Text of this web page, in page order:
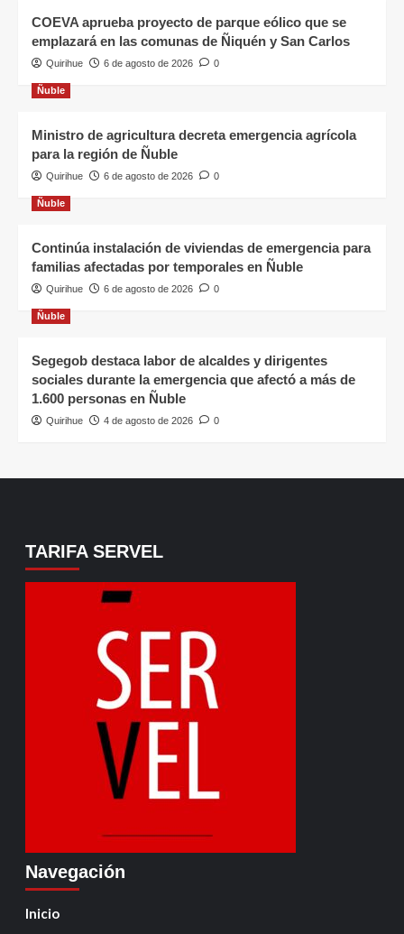
COEVA aprueba proyecto de parque eólico que se
emplazará en las comunas de Ñiquén y San Carlos
Quirihue 6 de agosto de 2026 0
Ñuble
Ministro de agricultura decreta emergencia agrícola
para la región de Ñuble
Quirihue 6 de agosto de 2026 0
Ñuble
Continúa instalación de viviendas de emergencia para
familias afectadas por temporales en Ñuble
Quirihue 6 de agosto de 2026 0
Ñuble
Segegob destaca labor de alcaldes y dirigentes
sociales durante la emergencia que afectó a más de
1.600 personas en Ñuble
Quirihue 4 de agosto de 2026 0
TARIFA SERVEL
Navegación
Inicio